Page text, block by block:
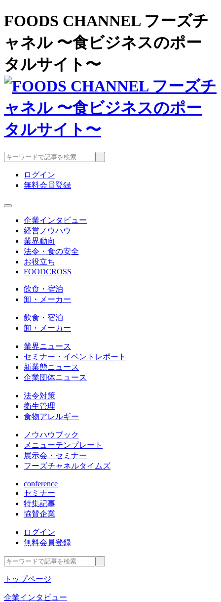
FOODS CHANNEL フーズチ
ャネル 〜食ビジネスのポー
タルサイト〜
ログイン
無料会員登録
企業インタビュー
経営ノウハウ
業界動向
法令・食の安全
お役立ち
FOODCROSS
飲食・宿泊
卸・メーカー
飲食・宿泊
卸・メーカー
業界ニュース
セミナー・イベントレポート
新業態ニュース
企業団体ニュース
法令対策
衛生管理
食物アレルギー
ノウハウブック
メニューテンプレート
展示会・セミナー
フーズチャネルタイムズ
conference
セミナー
特集記事
協賛企業
ログイン
無料会員登録
トップページ
企業インタビュー